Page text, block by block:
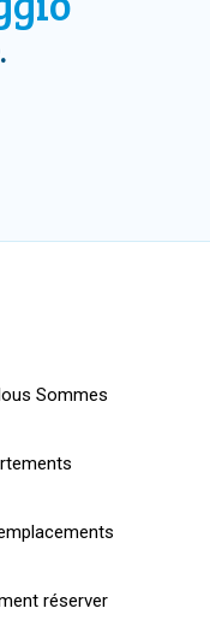
Sommes
réserver